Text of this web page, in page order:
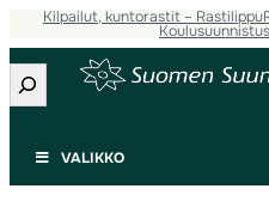
Kilpailut, kuntorastit – Rastilippu
Koulusuunnistus
Etsi
VALIKKO